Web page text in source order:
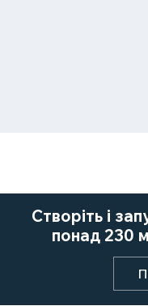
Створіть і
понад 230